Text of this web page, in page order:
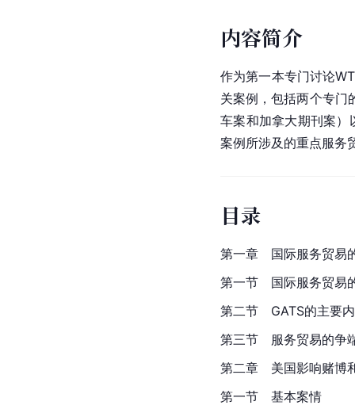
内容简介
作为第一本专门讨论
关案例，包括两个专门
车案和加拿大期刊案）
案例所涉及的重点服务
目录
第一章　国际服务贸易
第一节　国际服务贸易
第二节　GATS的主要
第三节　服务贸易的争
第二章　美国影响赌博
第一节　基本案情